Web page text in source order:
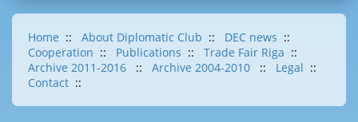
Home :: About Diplomatic Club :: DEC news ::
Cooperation :: Publications :: Trade Fair Riga ::
Archive 2011-2016
:: Archive 2004-2010 :: Legal ::
Contact ::